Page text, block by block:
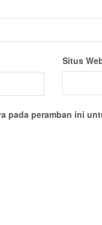
Situs
pada peramban ini